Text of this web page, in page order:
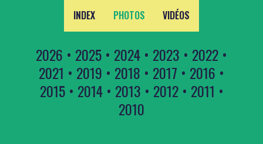
INDEX PHOTOS VIDÉOS
2026 • 2025 • 2024 • 2023 • 2022 •
2021 • 2019 • 2018 • 2017 • 2016 •
2015• 2014• 2013 • 2012• 2011 •
2010